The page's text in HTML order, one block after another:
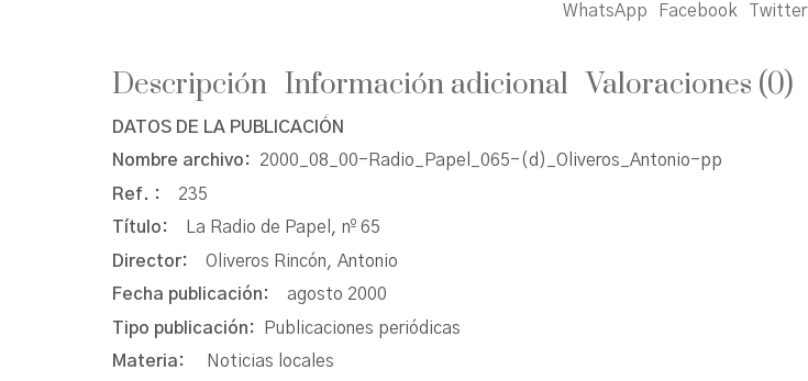
WhatsApp Facebook Twitter
Descripción Información adicional Valoraciones (0)
DATOS DE LA PUBLICACIÓN
Nombre archivo: 2000_08_00-Radio_Papel_065-(d)_Oliveros_Antonio-pp
Ref. : 235
Título:
La Radio de Papel, nº 65
Director: Oliveros Rincón, Antonio
Fecha publicación: agosto 2000
Tipo publicación:
Publicaciones periódicas
Materia:
Noticias locales